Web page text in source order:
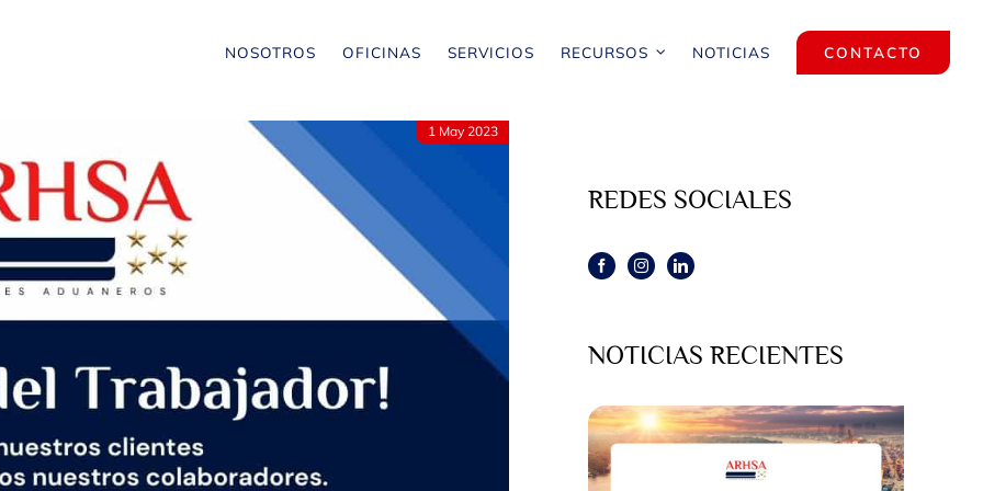
NOSOTROS OFICINAS SERVICIOS RECURSOS NOTICIAS CONTACTO
1 May 2023
REDES SOCIALES
NOTICIAS RECIENTES